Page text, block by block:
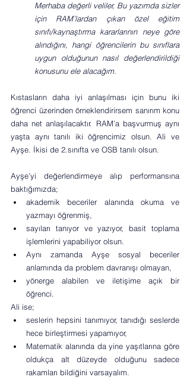
Merhaba değerli veliler, Bu yazımda sizler
için RAM’lardan çıkan özel eğitim
sınıfı/kaynaştırma kararlarının neye göre
alındığını, hangi öğrencilerin bu sınıflara
uygun olduğunun nasıl değerlendirildiği
konusunu ele alacağım.
Kıstasların daha iyi anlaşılması için bunu iki
öğrenci üzerinden örneklendirirsem sanırım konu
daha net anlaşılacaktır. RAM’a başvurmuş aynı
yaşta aynı tanılı iki öğrencimiz olsun. Ali ve
Ayşe. İkisi de 2.sınıfta ve OSB tanılı olsun.
Ayşe’yi değerlendirmeye alıp performansına
baktığımızda;
akademik beceriler alanında okuma ve
yazmayı öğrenmiş,
sayıları tanıyor ve yazıyor, basit toplama
işlemlerini yapabiliyor olsun.
Aynı zamanda Ayşe sosyal beceriler
anlamında da problem davranışı olmayan,
yönerge alabilen ve iletişime açık bir
öğrenci.
Ali ise;
seslerin hepsini tanımıyor, tanıdığı seslerde
hece birleştirmesi yapamıyor,
Matematik alanında da yine yaşıtlarına göre
oldukça alt düzeyde olduğunu sadece
rakamları bildiğini varsayalım.